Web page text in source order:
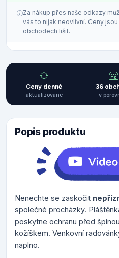
Za nákup přes naše odkazy
vás to nijak neovlivní. Ceny
obchodech lišit.
Ceny denně
aktualizované
36
v
Popis produktu
Nenechte se zaskočit
společné procházky.
poskytne ochranu před
kožíškem. Venkovní
naplno.